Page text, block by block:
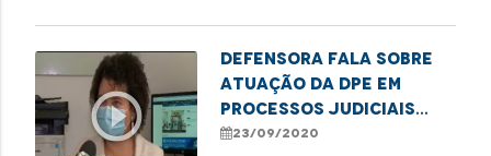
play_circle_outline
Defensora fala sobre
atuação da DPE em
processos judiciais
com pedidos de
23/09/2020